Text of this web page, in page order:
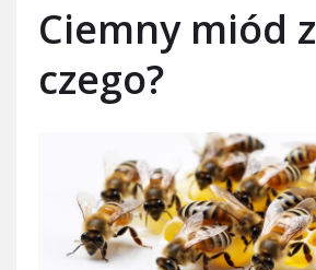
Ciemny miód z
czego?